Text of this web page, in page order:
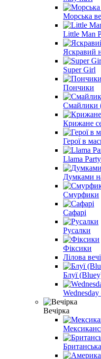
Морська
Little Man
Яскравий
Super Girl
Пончики
Смайлики
Крижане
Герої в
Llama Party
Думками
Смурфики
Сафарі
Русалки
Фіксики
Лілова
Блуї
Вечірка